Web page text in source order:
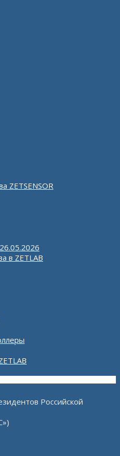
ZETSENSOR
в ZETLAB
Российской